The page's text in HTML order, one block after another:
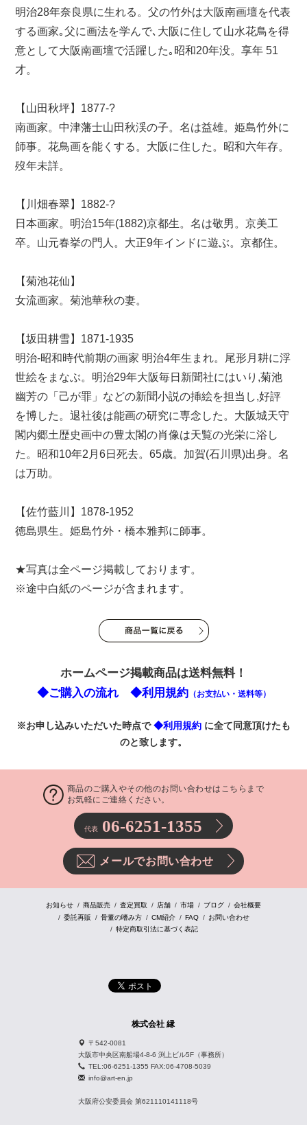
明治28年奈良県に生れる。父の竹外は大阪南画壇を代表
する画家｡父に画法を学んで､大阪に住して山水花鳥を得
意として大阪南画壇で活躍した｡昭和20年没。享年 51
才。
【山田秋坪】1877-?
南画家。中津藩士山田秋渓の子。名は益雄。姫島竹外に
師事。花鳥画を能くする。大阪に住した。昭和六年存。
歿年未詳。
【川畑春翠】1882-?
日本画家。明治15年(1882)京都生。名は敬男。京美工
卒。山元春挙の門人。大正9年インドに遊ぶ。京都住。
【菊池花仙】
女流画家。菊池華秋の妻。
【坂田耕雪】1871-1935
明治-昭和時代前期の画家 明治4年生まれ。尾形月耕に浮
世絵をまなぶ。明治29年大阪毎日新聞社にはいり,菊池
幽芳の「己が罪」などの新聞小説の挿絵を担当し,好評
を博した。退社後は能画の研究に専念した。大阪城天守
閣内郷土歴史画中の豊太閣の肖像は天覧の光栄に浴し
た。昭和10年2月6日死去。65歳。加賀(石川県)出身。名
は万助。
【佐竹藍川】1878-1952
徳島県生。姫島竹外・橋本雅邦に師事。
★写真は全ページ掲載しております。
※途中白紙のページが含まれます。
ホームページ掲載商品は送料無料！
◆ご購入の流れ
◆利用規約 （お支払い・送料等）
※お申し込みいただいた時点で◆利用規約 に全て同意頂けたも
のと致します。
商品のご購入やその他のお問い合わせはこちらまで
お気軽にご連絡ください。
代表 06-6251-1355
メールでお問い合わせ
お知らせ 商品販売 査定買取 店舗 市場 ブログ
会社概要
委託再販
骨董の嗜み方 CM紹介 FAQ
お問い合わせ
特定商取引法に基づく表記
株式会社 縁
〒542-0081
大阪市中央区南船場4-8-6 渕上ビル5F（事務所）
TEL:06-6251-1355 FAX:06-4708-5039
info@art-en.jp
大阪府公安委員会 第621110141118号